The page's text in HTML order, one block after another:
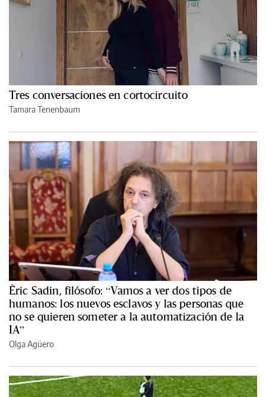
Tres conversaciones en cortocircuito
Tamara Tenenbaum
Èric Sadin, filósofo: “Vamos a ver dos tipos de
humanos: los nuevos esclavos y las personas que
no se quieren someter a la automatización de la
IA”
Olga Agüero